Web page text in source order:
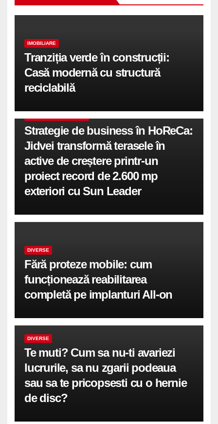
IMOBILIARE
Tranziția verde în construcții:
Casă modernă cu structură
reciclabilă
Strategie de business în HoReCa:
Jidvei transformă terasele în
active de creștere printr-un
proiect record de 2.600 mp
exteriori cu Sun Leader
DIVERSE
Fără proteze mobile: cum
funcționează reabilitarea
completă pe implanturi All-on
DIVERSE
Te muti? Cum sa nu-ti avariezi
lucrurile, sa nu zgarii podeaua
sau sa te pricopsesti cu o hernie
de disc?